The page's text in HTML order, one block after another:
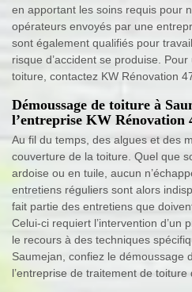
en apportant les soins requis pour
opérateurs envoyés par une
sont également qualifiés pour
risque d’accident se produise.
toiture, contactez KW Rénovation
Démoussage de toiture à
l’entreprise KW Rénovation
Au fil du temps, des algues et des
couverture de la toiture. Quel que
ardoise ou en tuile, aucun
entretiens réguliers sont alors
fait partie des entretiens que
Celui-ci requiert l’intervention d’un
le recours à des techniques
Saumejan, confiez le démoussage
l’entreprise de traitement de